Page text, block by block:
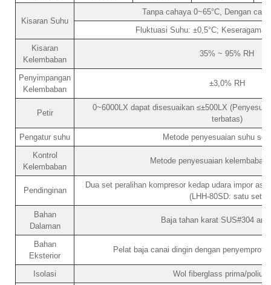
Kisaran Suhu
Tanpa cahaya 0~65°C, Dengan
Fluktuasi Suhu: ±0,5°C;
Kisaran
Kelembaban
35% ~ 95% RH
Penyimpangan
Kelembaban
±3,0% RH
Petir
0~6000LX dapat disesuaikan ≤±500LX
terbatas)
Pengatur suhu
Metode penyesuaian suhu
Kontrol
Kelembaban
Metode penyesuaian kelembaban
Pendinginan
Dua set peralihan kompresor kedap udara impor
(LHH-80SD: satu set)
Bahan
Dalaman
Baja tahan karat SUS#304
Bahan
Eksterior
Pelat baja canai dingin dengan
Isolasi
Wol fiberglass prima/